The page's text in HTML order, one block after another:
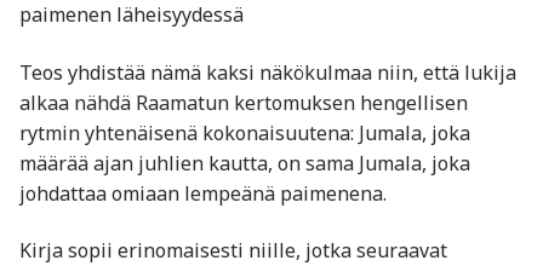
paimenen läheisyydessä
Teos yhdistää nämä kaksi näkökulmaa niin, että lukija
alkaa nähdä Raamatun kertomuksen hengellisen
rytmin yhtenäisenä kokonaisuutena: Jumala, joka
määrää ajan juhlien kautta, on sama Jumala, joka
johdattaa omiaan lempeänä paimenena.
Kirja sopii erinomaisesti niille, jotka seuraavat